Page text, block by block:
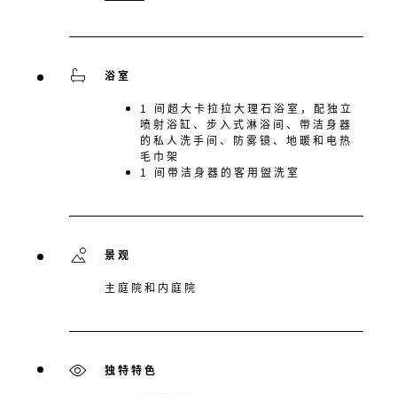
浴室
1 间超大卡拉拉大理石浴室，配独立
喷射浴缸、步入式淋浴间、带洁身器
的私人洗手间、防雾镜、地暖和电热
毛巾架
1 间带洁身器的客用盥洗室
景观
主庭院和内庭院
独特特色